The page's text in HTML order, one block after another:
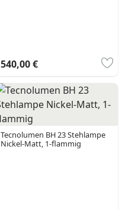
540,00 €
Tecnolumen BH 23 Stehlampe
Nickel-Matt, 1-flammig